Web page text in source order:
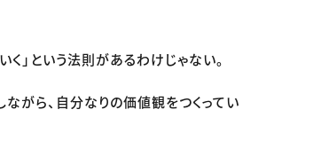
く」という法則があるわけじゃない。
がら、自分なりの価値観をつくってい